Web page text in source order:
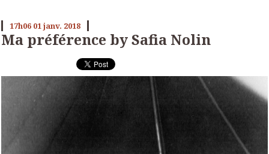
17h06 01 janv. 2018
Ma préférence by Safia Nolin